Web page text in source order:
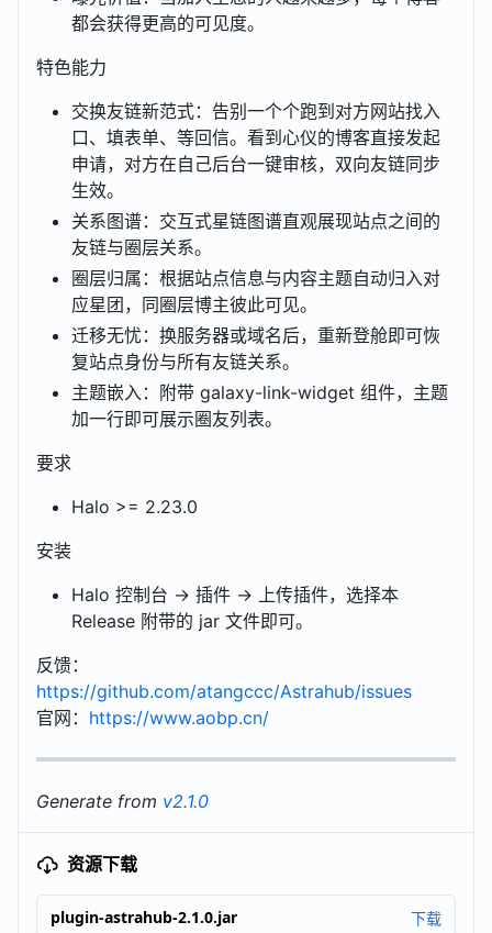
都会获得更高的可见度。
特色能力
交换友链新范式：告别一个个跑到对方网站找入
口、填表单、等回信。看到心仪的博客直接发起
申请，对方在自己后台一键审核，双向友链同步
生效。
关系图谱：交互式星链图谱直观展现站点之间的
友链与圈层关系。
圈层归属：根据站点信息与内容主题自动归入对
应星团，同圈层博主彼此可见。
迁移无忧：换服务器或域名后，重新登舱即可恢
复站点身份与所有友链关系。
主题嵌入：附带 galaxy-link-widget 组件，主题
加一行即可展示圈友列表。
要求
Halo >= 2.23.0
安装
Halo 控制台 → 插件 → 上传插件，选择本
Release 附带的 jar 文件即可。
反馈：
https://github.com/atangccc/Astrahub/issues
官网： https://www.aobp.cn/
Generate from v2.1.0
资源下载
plugin-astrahub-2.1.0.jar 下载